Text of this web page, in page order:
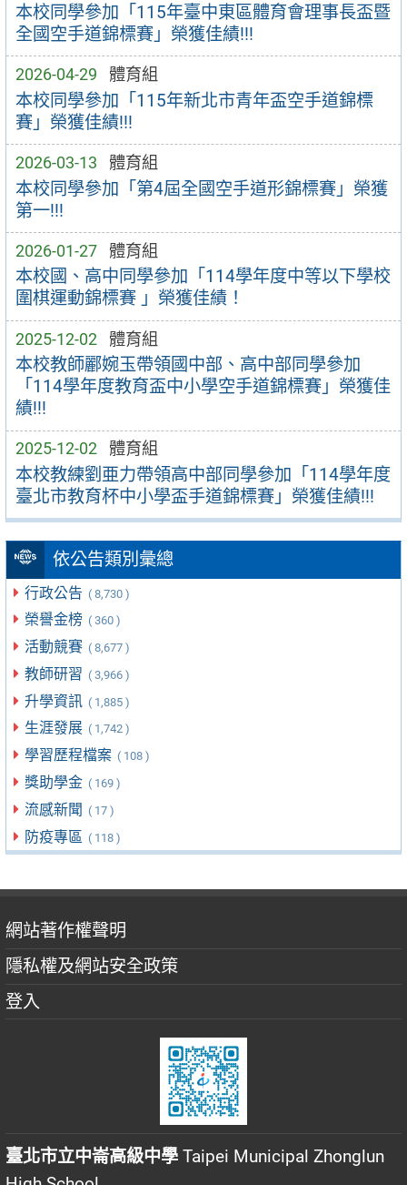
本校同學參加「115年臺中東區體育會理事⾧盃暨
全國空⼿道錦標賽」榮獲佳績!!!
2026-04-29 體育組
本校同學參加「115年新北市青年盃空⼿道錦標
賽」榮獲佳績!!!
2026-03-13 體育組
本校同學參加「第4屆全國空手道形錦標賽」榮獲
第一!!!
2026-01-27 體育組
本校國、高中同學參加「114學年度中等以下學校
圍棋運動錦標賽 」榮獲佳績！
2025-12-02 體育組
本校教師酈婉玉帶領國中部、高中部同學參加
「114學年度教育盃中小學空手道錦標賽」榮獲佳
績!!!
2025-12-02 體育組
本校教練劉亜力帶領高中部同學參加「114學年度
臺北市教育杯中⼩學盃⼿道錦標賽」榮獲佳績!!!
依公告類別彙總
行政公告 ( 8,730 )
榮譽金榜 ( 360 )
活動競賽 ( 8,677 )
教師研習 ( 3,966 )
升學資訊 ( 1,885 )
生涯發展 ( 1,742 )
學習歷程檔案 ( 108 )
獎助學金 ( 169 )
流感新聞 ( 17 )
防疫專區 ( 118 )
網站著作權聲明
隱私權及網站安全政策
登入
臺北市立中崙高級中學 Taipei Municipal Zhonglun